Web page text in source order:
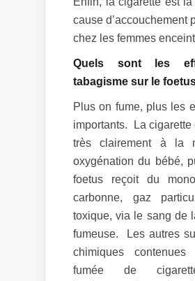
cause d’accouchement
chez les femmes
Quels sont les
tabagisme sur le
Plus on fume, plus les
importants. La cigarette
très clairement à la
oxygénation du bébé,
foetus reçoit du
carbonne, gaz
toxique, via le sang de
fumeuse. Les autres
chimiques
fumée de